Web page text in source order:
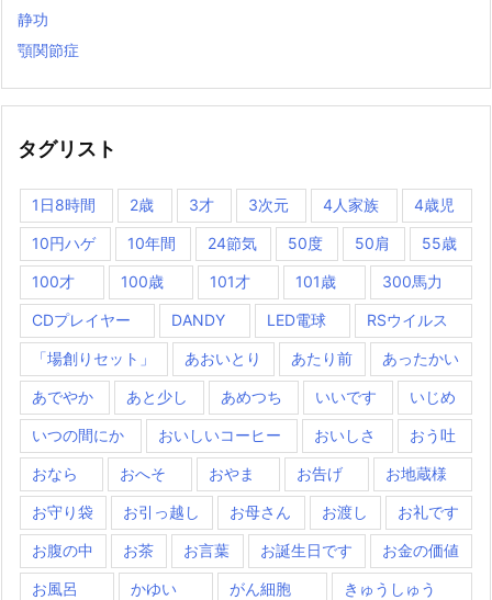
静功
顎関節症
タグリスト
1日8時間 2歳 3才 3次元 4人家族 4歳児
10円ハゲ 10年間 24節気 50度 50肩 55歳
100才 100歳 101才 101歳 300馬力
CDプレイヤー DANDY LED電球 RSウイルス
「場創りセット」 あおいとり あたり前 あったかい
あでやか あと少し あめつち いいです いじめ
いつの間にか おいしいコーヒー おいしさ おう吐
おなら おへそ おやま お告げ お地蔵様
お守り袋 お引っ越し お母さん お渡し お礼です
お腹の中 お茶 お言葉 お誕生日です お金の価値
お風呂 かゆい がん細胞 きゅうしゅう